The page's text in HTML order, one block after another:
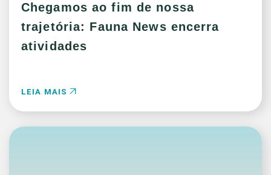
Chegamos ao fim de nossa
trajetória: Fauna News encerra
atividades
LEIA MAIS